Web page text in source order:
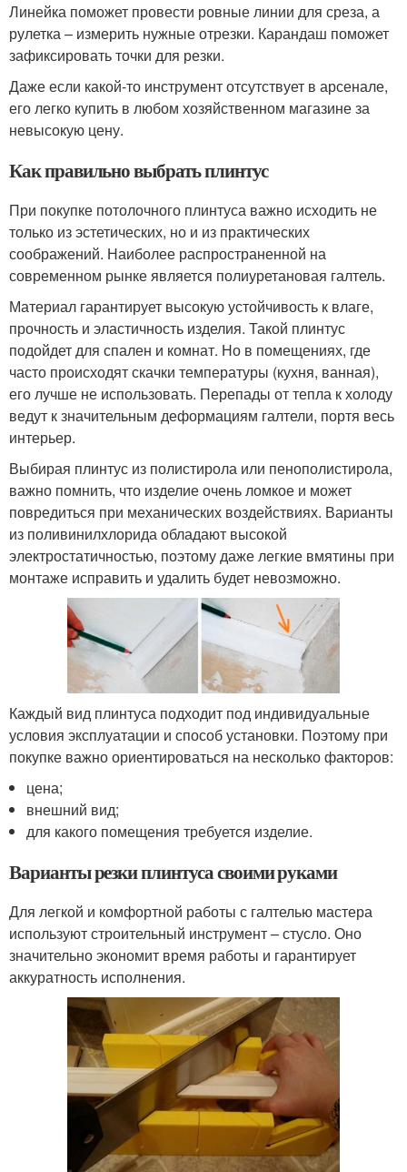
Линейка поможет провести ровные линии для среза, а
рулетка – измерить нужные отрезки. Карандаш поможет
зафиксировать точки для резки.
Даже если какой-то инструмент отсутствует в арсенале,
его легко купить в любом хозяйственном магазине за
невысокую цену.
Как правильно выбрать плинтус
При покупке потолочного плинтуса важно исходить не
только из эстетических, но и из практических
соображений. Наиболее распространенной на
современном рынке является полиуретановая галтель.
Материал гарантирует высокую устойчивость к влаге,
прочность и эластичность изделия. Такой плинтус
подойдет для спален и комнат. Но в помещениях, где
часто происходят скачки температуры (кухня, ванная),
его лучше не использовать. Перепады от тепла к холоду
ведут к значительным деформациям галтели, портя весь
интерьер.
Выбирая плинтус из полистирола или пенополистирола,
важно помнить, что изделие очень ломкое и может
повредиться при механических воздействиях. Варианты
из поливинилхлорида обладают высокой
электростатичностью, поэтому даже легкие вмятины при
монтаже исправить и удалить будет невозможно.
Каждый вид плинтуса подходит под индивидуальные
условия эксплуатации и способ установки. Поэтому при
покупке важно ориентироваться на несколько факторов:
цена;
внешний вид;
для какого помещения требуется изделие.
Варианты резки плинтуса своими руками
Для легкой и комфортной работы с галтелью мастера
используют строительный инструмент – стусло. Оно
значительно экономит время работы и гарантирует
аккуратность исполнения.